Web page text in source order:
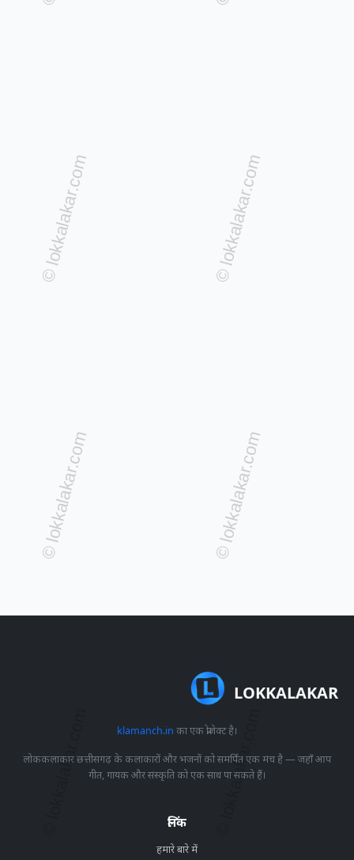
LOKKALAKAR
klamanch.in का एक प्रोजेक्ट है।
लोककलाकार छत्तीसगढ़ के कलाकारों और भजनों को समर्पित एक मंच है — जहाँ आप
गीत, गायक और संस्कृति को एक साथ पा सकते हैं।
लिंक
हमारे बारे में